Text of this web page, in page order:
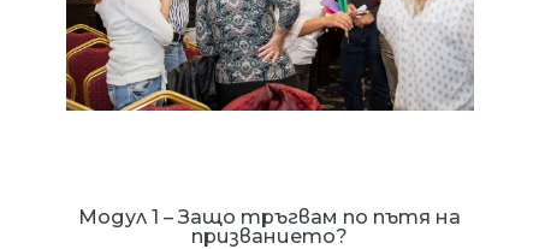
Модул 1 – Защо тръгвам по пътя на
призванието?